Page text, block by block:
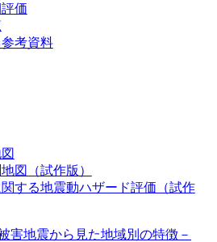
価
考資料
図（試作版）
する地震動ハザード評価（試作
害地震から見た地域別の特徴－